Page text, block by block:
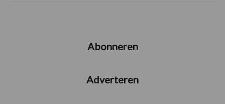
Abonneren
Adverteren